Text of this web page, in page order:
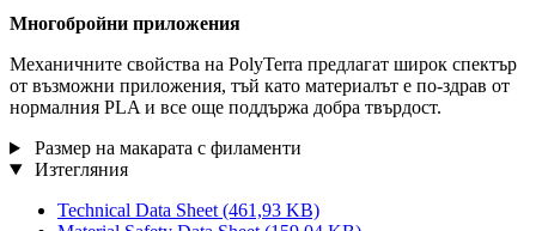
Многобройни приложения
Механичните свойства на PolyTerra предлагат широк спектър
от възможни приложения, тъй като материалът е по-здрав от
нормалния PLA и все още поддържа добра твърдост.
Размер на макарата с филаменти
Изтегляния
Technical Data Sheet (461,93 KB)